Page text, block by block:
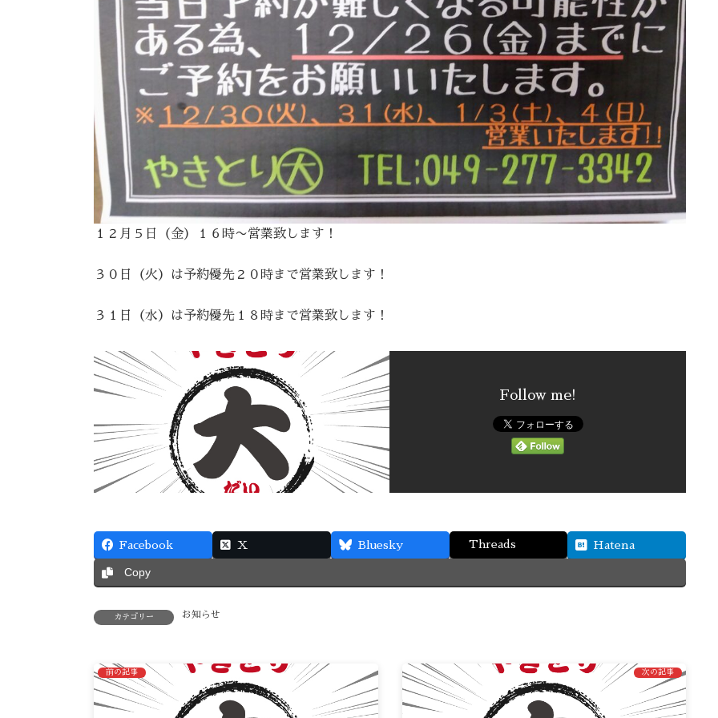
１２月５日（金）１６時〜営業致します！
３０日（火）は予約優先２０時まで営業致します！
３１日（水）は予約優先１８時まで営業致します！
Follow me!
Facebook X Bluesky Threads Hatena
Copy
カテゴリー お知らせ
前の記事 次の記事